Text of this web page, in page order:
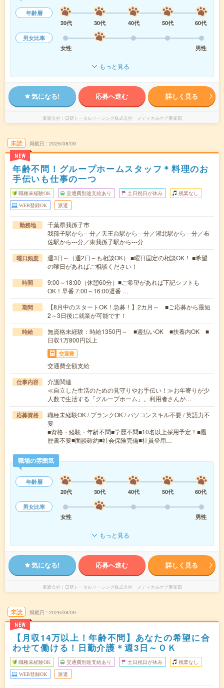
年齢層
20代
30代 40代 50代
60代
男女比率
女性
男性
もっと見る
気になる! 応募へ進む 詳しく見る
派遣会社 日研トータルソーシング株式会社 メディカルケア事業部
未読
NEW
掲載日 2026/08/09
年齢不問！グループホームスタッフ＊料理のお
手伝いも仕事の一つ
職種未経験OK 交通費別途支給あり 土日祝日が休み 残業なし
WEB登録OK 派遣
勤務地
千葉県我孫子市
我孫子駅から---分／天王台駅から---分／湖北駅から---分／布
佐駅から---分／東我孫子駅から---分
曜日頻度
週3日～（週2日～も相談OK） ■曜日固定の相談OK！ ■希望
の曜日があればご相談ください！
時間
9:00～18:00（休憩60分）■ご希望があれば下記シフトも
OK！早番 7:00～16:00遅番 …
期間
【8月中のスタートOK！急募！】2カ月～ ■ご応募から最短
2～3日後に就業が可能です！
時給
無資格未経験：時給1350円～ ■週払いOK ■扶養内OK ■
日収1万800円以上
交通費
交通費全額支給
仕事内容
介護関連
≪自立した生活のための見守りやお手伝い！≫お年寄りが少
人数で生活する「グループホーム」。利用者さんが…
応募資格
職種未経験OK / ブランクOK / パソコンスキル不要 / 英語力不
要
■資格・経験・年齢不問■学歴不問■10名以上採用予定！■履
歴書不要■面談確約■社会保険完備■社員登用…
職場の雰囲気
年齢層
20代
30代 40代 50代
60代
男女比率
女性
男性
もっと見る
気になる! 応募へ進む 詳しく見る
派遣会社 日研トータルソーシング株式会社 メディカルケア事業部
未読
NEW
掲載日 2026/08/09
【月収14万以上！年齢不問】あなたの希望に合
わせて働ける！日勤介護＊週3日～ＯＫ
職種未経験OK 交通費別途支給あり 土日祝日が休み 残業なし
WEB登録OK 派遣